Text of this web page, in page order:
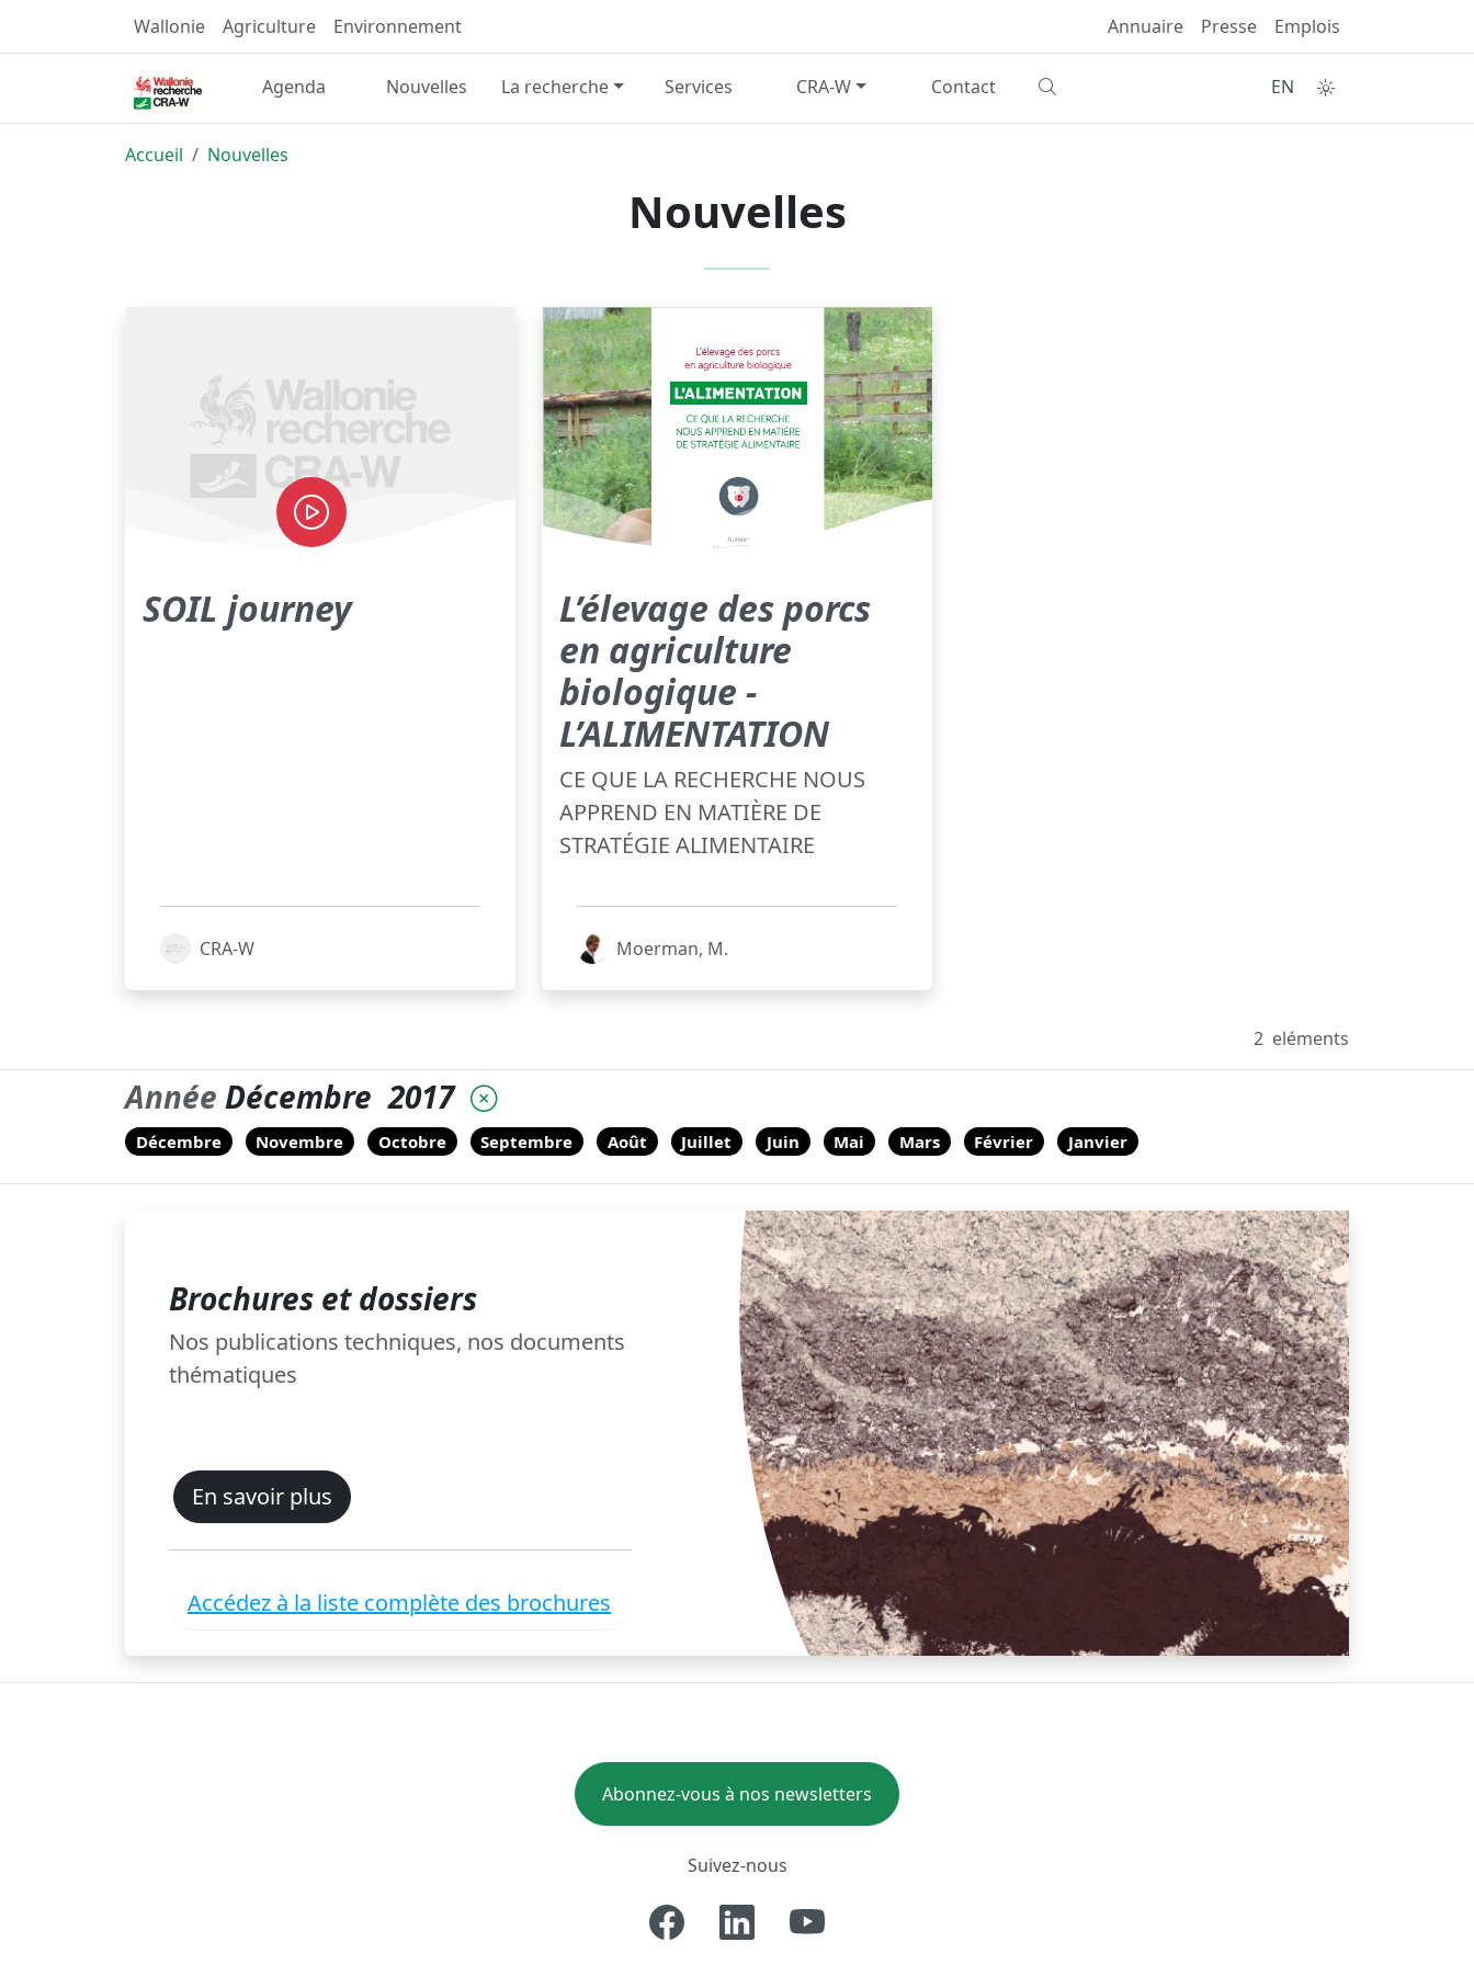
Wallonie Agriculture Environnement Annuaire Presse Emplois
Agenda Nouvelles La recherche Services CRA-W Contact EN
Accueil Nouvelles
Nouvelles
SOIL journey
CRA-W
L’élevage des porcs
en agriculture
biologique -
L’ALIMENTATION
CE QUE LA RECHERCHE NOUS
APPREND EN MATIÈRE DE
STRATÉGIE ALIMENTAIRE
Moerman, M.
2 eléments
Année Décembre 2017
Décembre Novembre Octobre Septembre Août Juillet Juin Mai Mars Février Janvier
Brochures et dossiers
Nos publications techniques, nos documents
thématiques
En savoir plus
Accédez à la liste complète des brochures
Abonnez-vous à nos newsletters
Suivez-nous